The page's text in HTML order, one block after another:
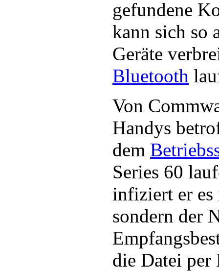
gefundene
kann sich so
Geräte
Bluetooth
Von
Handys
dem
Series 60
infiziert er es
sondern der
die Datei per